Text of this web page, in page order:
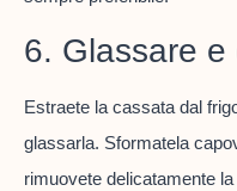
6. Glassare e
Estraete la cassata dal
glassarla. Sformatela
rimuovete delicatamente